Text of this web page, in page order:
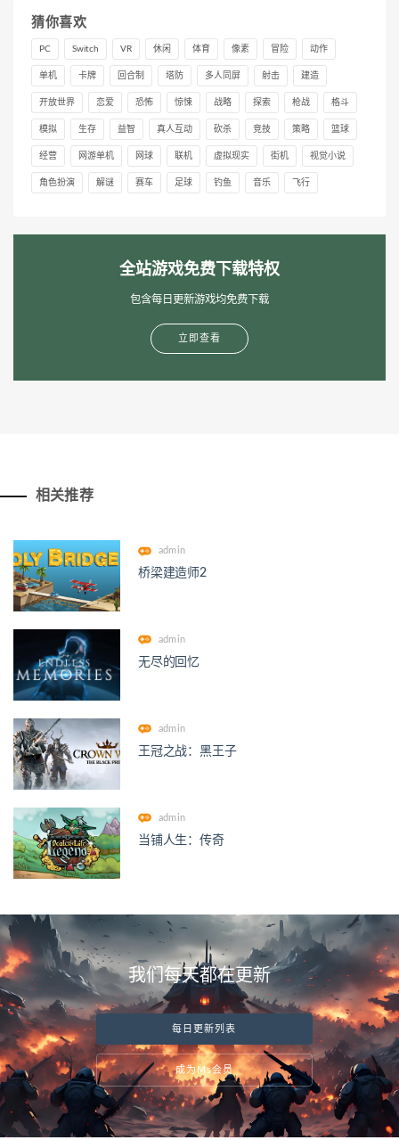
猜你喜欢
PC Switch VR 休闲 体育 像素 冒险 动作
单机 卡牌 回合制 塔防 多人同屏 射击 建造
开放世界 恋爱 恐怖 惊悚 战略 探索 枪战 格斗
模拟 生存 益智 真人互动 砍杀 竞技 策略 篮球
经营 网游单机 网球 联机 虚拟现实 街机 视觉小说
角色扮演 解谜 赛车 足球 钓鱼 音乐 飞行
全站游戏免费下载特权
包含每日更新游戏均免费下载
立即查看
相关推荐
admin
桥梁建造师2
admin
无尽的回忆
admin
王冠之战：黑王子
admin
当铺人生：传奇
我们每天都在更新
每日更新列表
成为Ms会员